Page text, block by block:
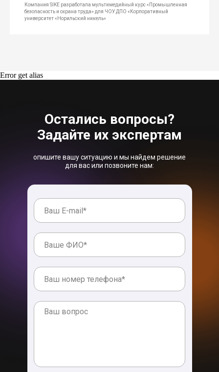
Компания SIKE разработала мультимедийный курс «Промышленная
безопасность и охрана труда» для ЧОУ ДПО «Корпоративный
университет «Норильский никель»
Error get alias
Остались вопросы?
Задайте их экспертам
опишите вашу ситуацию и мы найдем решение
для вас или позвоните нам: